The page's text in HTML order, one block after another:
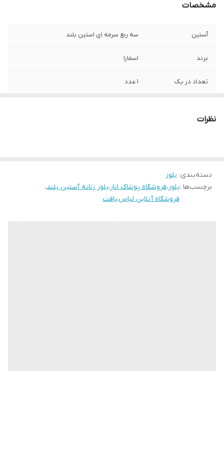
مشخصات
آستین سه ربع سرمه ای استین بلند
برند اسمارا
تعداد در پک 1 عدد
دور سینه
زنانه دخترانه
نظرات
دسته‌بندی: بلوز
برچسب‌ها :بلوز،فروشگاه پوشاک انار،بلوز زنانه آستین بلند،
فروشگاه آنلاین لباس،بافت